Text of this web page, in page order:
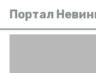
Портал